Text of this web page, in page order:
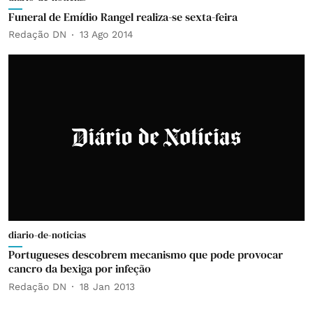
Funeral de Emídio Rangel realiza-se sexta-feira
Redação DN 13 Ago 2014
diario-de-noticias
Portugueses descobrem mecanismo que pode provocar
cancro da bexiga por infeção
Redação DN 18 Jan 2013